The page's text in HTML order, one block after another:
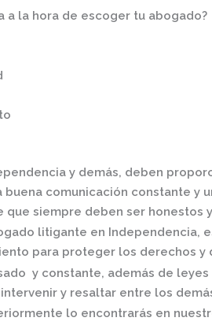
a la hora de escoger tu abogado?
y demás, deben
comunicación constante
que siempre deben ser
litigante en Independencia,
para proteger los derechos y
y constante, además de
y resaltar entre los
lo encontrarás en